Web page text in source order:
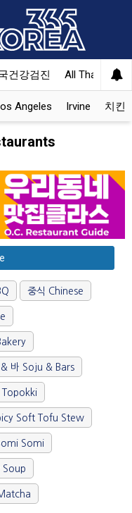
건강검진 All That Korea
Angeles Irvine 치킨
중식 Chinese
& 바 Soju & Bars
Topokki
Soft Tofu Stew
Somi
Soup